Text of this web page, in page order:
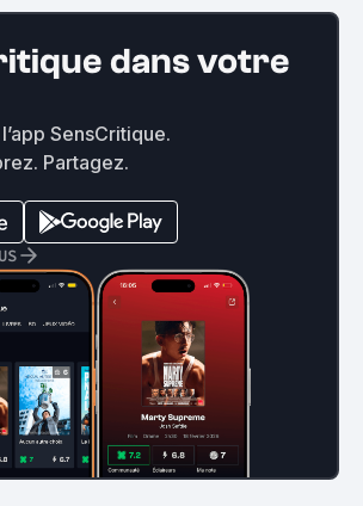
dans votre
SensCritique.
Partagez.